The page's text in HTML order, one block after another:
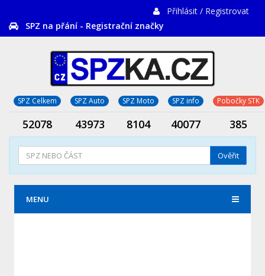
Přihlásit / Registrovat
SPZ na přání - Registrační značky
SPZ Celkem SPZ Auto SPZ Moto SPZ info Pobočky STK
52078 43973 8104 40077 385
Ověřit
MENU